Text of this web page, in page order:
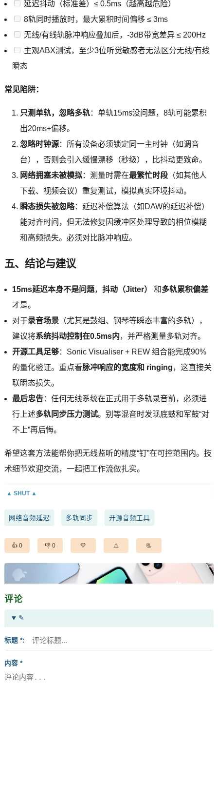
延迟抖动（标准差）≤ 0.5ms（越高越危险）
8轨同时播放时，最大累积时间偏移 ≤ 3ms
无线/有线轨脉冲响应叠加后，-3dB带宽差异 ≤ 200Hz
主观ABX测试，至少3位听觉敏感者无法区分无线/有线
瞬态
常见陷阱：
只测单轨，忽略多轨：单轨15ms没问题，8轨可能累积
出20ms+偏移。
忽略时钟源：所有设备必须锁定同一主时钟（如调音
台），否则会引入缓慢漂移（秒级），比抖动更致命。
网络拥塞未被模拟：测量时需在最繁忙时段（如其他人
下载、视频会议）重复测试，模拟真实环境抖动。
瞬态损失被忽略：延迟补偿算法（如DAW的延迟补偿）
能对齐时间，但无法修复因缓冲区处理导致的相位模糊
和高频损失。必须对比脉冲响应。
五、结论与建议
15ms延迟本身不是问题， 抖动（Jitter） 和多轨累积偏差
才是。
对于录音场景（尤其是鼓组、钢琴等瞬态丰富的多轨），
建议将系统抖动控制在0.5ms内，并严格测量多轨对齐。
开源工具足够：Sonic Visualiser + REW 组合能完成90%
的量化验证。重点看脉冲响应的宽度和 ringing，这直接关
联瞬态损失。
最后忠告：任何无线系统在正式用于多轨录音前，必须进
行上述多轨同步压力测试。别等混音时发现底鼓和军鼓“对
不上”再后悔。
希望这套方法能帮你把无线监听的精度“钉”在可控范围内。技
术细节欢迎交流，一起把工作流做扎实。
网络音频延迟 多轨同步 开源音频工具
0 0
评论
✎
标题 *
内容 *